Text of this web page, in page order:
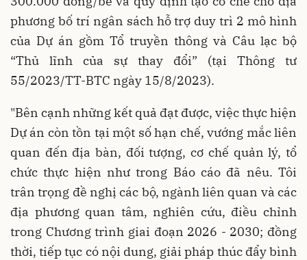
phương bố trí ngân sách hỗ trợ duy trì 2 mô hình
của Dự án gồm Tổ truyền thông và Câu lạc bộ
“Thủ lĩnh của sự thay đổi” (tại Thông tư
55/2023/TT-BTC ngày 15/8/2023).
"Bên cạnh những kết quả đạt được, việc thực hiện
Dự án còn tồn tại một số hạn chế, vướng mắc liên
quan đến địa bàn, đối tượng, cơ chế quản lý, tổ
chức thực hiện như trong Báo cáo đã nêu. Tôi
trân trọng đề nghị các bộ, ngành liên quan và các
địa phương quan tâm, nghiên cứu, điều chỉnh
trong Chương trình giai đoạn 2026 - 2030; đồng
thời, tiếp tục có nội dung, giải pháp thúc đẩy bình